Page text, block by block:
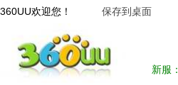
360UU欢迎您！ 保存到桌面
新服：